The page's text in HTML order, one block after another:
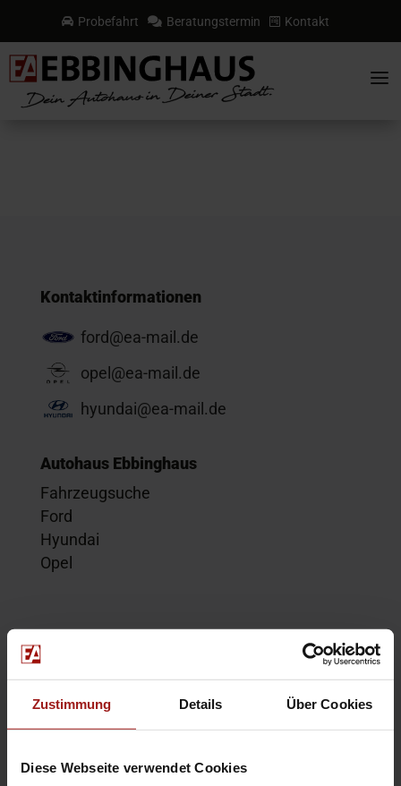
Zustimmung Details Über Cookies
Diese Webseite verwendet Cookies
 Probefahrt  Beratungstermin  Kontakt
a
Kontaktinformationen
ford@ea-mail.de
opel@ea-mail.de
hyundai@ea-mail.de
Autohaus Ebbinghaus
Fahrzeugsuche
Ford
Hyundai
Opel
Kontakt
Probefahrt
Service-Termin